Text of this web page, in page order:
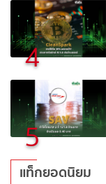
4
5
แท็กยอดนิยม